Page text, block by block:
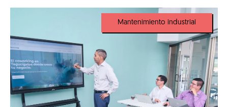
Mantenimiento industrial